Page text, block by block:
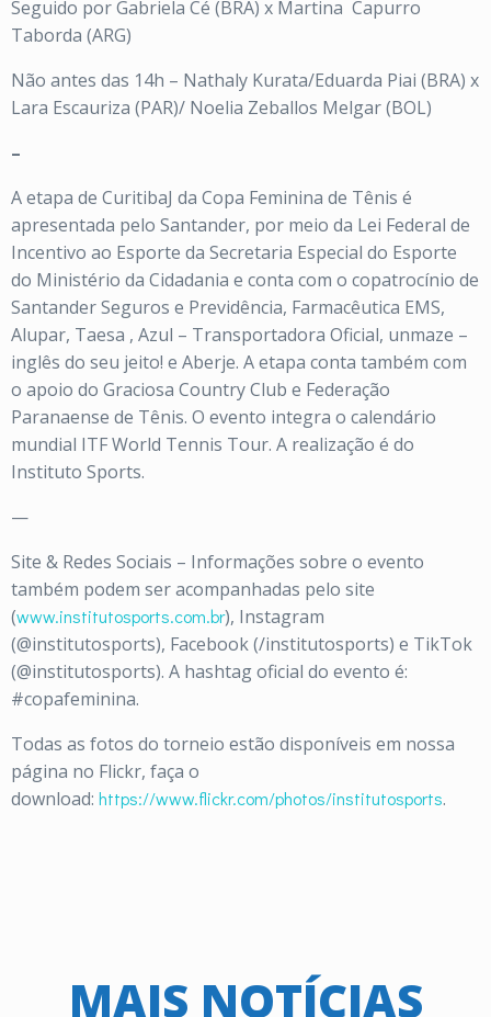
Seguido por Gabriela Cé (BRA) x Martina Capurro
Taborda (ARG)
Não antes das 14h – Nathaly Kurata/Eduarda Piai (BRA) x
Lara Escauriza (PAR)/ Noelia Zeballos Melgar (BOL)
–
A etapa de CuritibaJ da Copa Feminina de Tênis é
apresentada pelo Santander, por meio da Lei Federal de
Incentivo ao Esporte da Secretaria Especial do Esporte
do Ministério da Cidadania e conta com o copatrocínio de
Santander Seguros e Previdência, Farmacêutica EMS,
Alupar, Taesa , Azul – Transportadora Oficial, unmaze –
inglês do seu jeito! e Aberje. A etapa conta também com
o apoio do Graciosa Country Club e Federação
Paranaense de Tênis. O evento integra o calendário
mundial ITF World Tennis Tour. A realização é do
Instituto Sports.
—
Site & Redes Sociais – Informações sobre o evento
também podem ser acompanhadas pelo site
(www.institutosports.com.br), Instagram
(@institutosports), Facebook (/institutosports) e TikTok
(@institutosports). A hashtag oficial do evento é:
#copafeminina.
Todas as fotos do torneio estão disponíveis em nossa
página no Flickr, faça o
download: https://www.flickr.com/photos/institutosports.
MAIS NOTÍCIAS